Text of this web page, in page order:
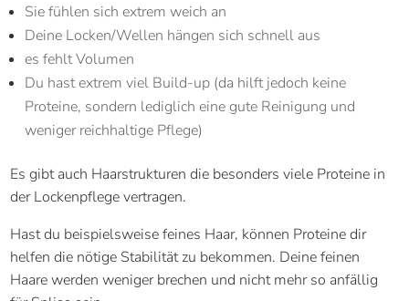
Sie fühlen sich extrem weich an
Deine Locken/Wellen hängen sich schnell aus
es fehlt Volumen
Du hast extrem viel Build-up (da hilft jedoch keine
Proteine, sondern lediglich eine gute Reinigung und
weniger reichhaltige Pflege)
Es gibt auch Haarstrukturen die besonders viele Proteine in
der Lockenpflege vertragen.
Hast du beispielsweise feines Haar, können Proteine dir
helfen die nötige Stabilität zu bekommen. Deine feinen
Haare werden weniger brechen und nicht mehr so anfällig